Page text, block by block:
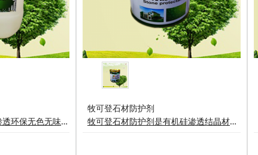
独特防水因子， 水基渗透环保无色无味，超低挥发有机物( VoC )保持天然石材呼吸性能石材表面日常清理和磨损不会影响防护效果牧可登水性石材防护剂是以有机硅树脂以水为容剂复配而成的绿色环保材料能深入渗透各种大理石、花岗岩等(如石材光板、毛板、石雕、墓石等装饰石材)形成化学性质稳定，优越的防水性能，不影响石材的外观、色泽、质感、纹路及透气性。
牧可登石材防护剂
牧可登石材防护剂是有机硅渗透结晶材料的复合制剂，能有效渗透石材内部进行化学反应，产生高效持久的防水、防污结晶体，适用于各种进口和国产大理石、砂岩花岗岩光板、石雕、墓石等各种石制品。能有效防止石材安装工程中常见的石材病症及麻烦(例如水泥或者酸雨及其它污染源侵蚀引起的水班、污浊、锈浊、泛黄、泛碱、白花)工程完工后便可用于清洗。 用法与用量:只需将要处理的基材在表面干燥、清洁无污染的条件下将本剂先横(